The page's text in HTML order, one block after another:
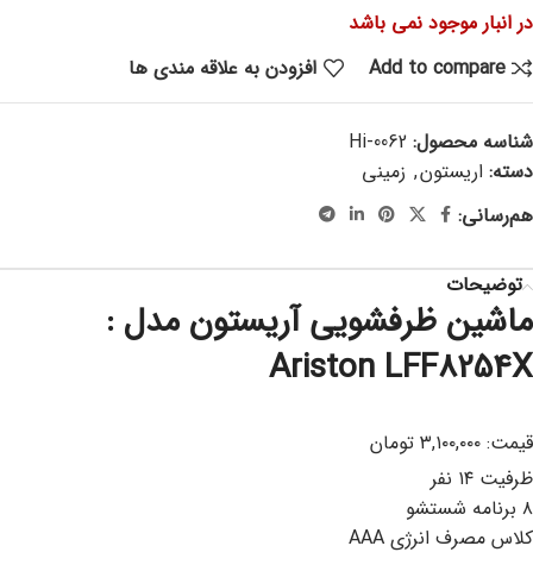
در انبار موجود نمی باشد
Add to compare
افزودن به علاقه مندی ها
شناسه محصول: Hi-0062
دسته: اریستون, زمینی
هم‌رسانی:
توضیحات
ماشین ظرفشویی آریستون مدل :
Ariston LFF8254X
قیمت: ۳,۱۰۰,۰۰۰ تومان
ظرفیت ۱۴ نفر
۸ برنامه شستشو
کلاس مصرف انرژی AAA